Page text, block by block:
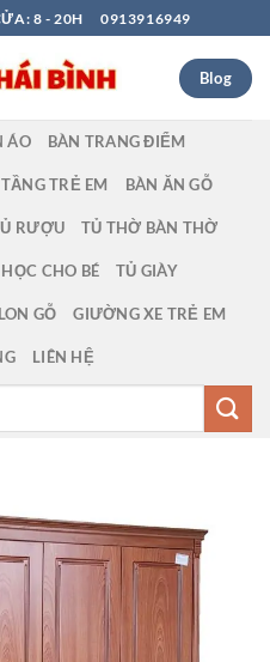
8 - 20H 0913916949
Blog
ÁO BÀN TRANG ĐIỂM
TRẺ EM BÀN ĂN GỖ
RƯỢU TỦ THỜ BÀN THỜ
CHO BÉ TỦ GIÀY
GỖ GIƯỜNG XE TRẺ EM
LIÊN HỆ